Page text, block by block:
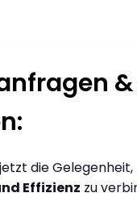
&
die Gelegenheit,
Effizienz zu